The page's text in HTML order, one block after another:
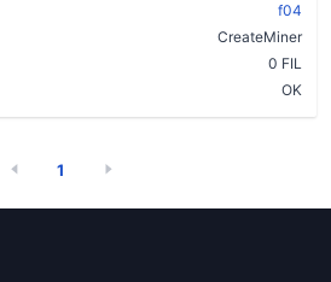
f04
CreateMiner
0 FIL
OK
1